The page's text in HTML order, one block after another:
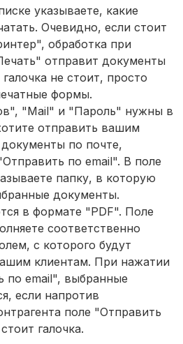
указываете, какие
Очевидно, если стоит
обработка при
отправит документы
не стоит, просто
формы.
"Mail" и "Пароль" нужны в
отправить вашим
по почте,
по email". В поле
папку, в которую
документы.
в формате "PDF". Поле
соответственно
с которого будут
клиентам. При нажатии
по email", выбранные
если напротив
поле "Отправить
галочка.